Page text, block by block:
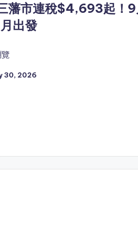
藩市連稅$4,693起！9
出發
30, 2026